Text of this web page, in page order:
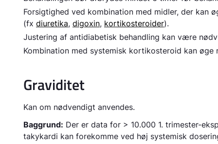
Forsigtighed ved kombination med midler, der kan
(fx diuretika, digoxin, kortikosteroider).
Justering af antidiabetisk behandling kan være
Kombination med systemisk kortikosteroid kan
Graviditet
Kan om nødvendigt anvendes.
Baggrund: Der er data for > 10.000 1. trimester-
takykardi kan forekomme ved høj systemisk